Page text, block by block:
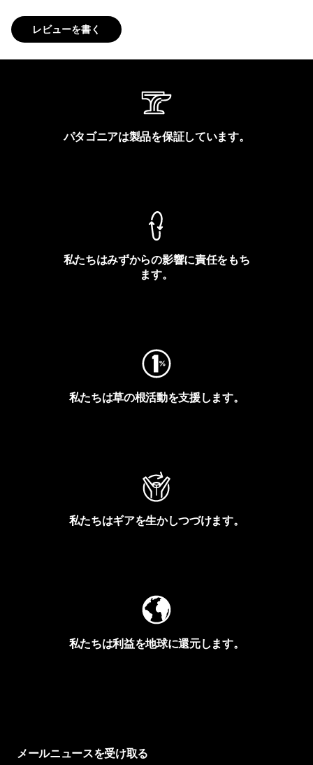
レビューを書く
パタゴニアは製品を保証しています。
私たちはみずからの影響に責任をもち
ます。
私たちは草の根活動を支援します。
私たちはギアを生かしつづけます。
私たちは利益を地球に還元します。
メールニュースを受け取る